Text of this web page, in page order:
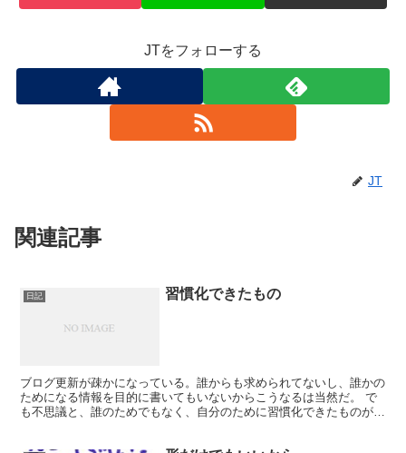
JTをフォローする
JT
関連記事
日記 習慣化できたもの
ブログ更新が疎かになっている。誰からも求められてないし、誰かの
ためになる情報を目的に書いてもいないからこうなるは当然だ。 で
も不思議と、誰のためでもなく、自分のために習慣化できたものがあ